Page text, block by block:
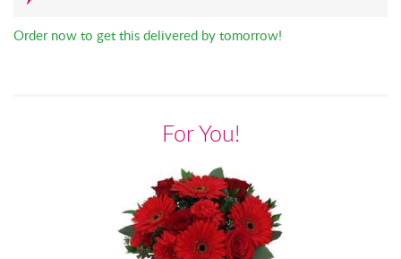
Order now to get this delivered by tomorrow!
For You!